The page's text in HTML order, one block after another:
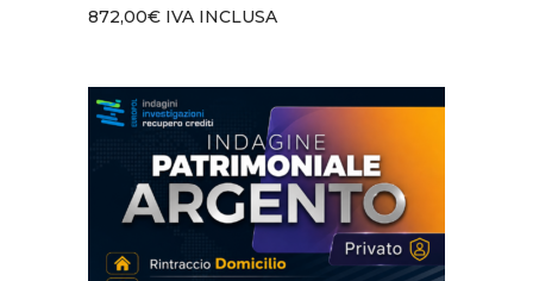
872,00€ IVA INCLUSA